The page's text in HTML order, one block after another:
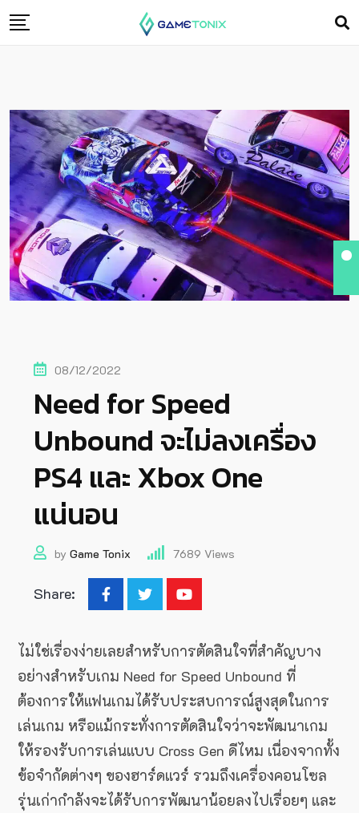
08/12/2022
Need for Speed
Unbound จะไม่ลงเครื่อง
PS4 และ Xbox One
แน่นอน
by Game Tonix 7689 Views
Share:
ไม่ใช่เรื่องง่ายเลยสำหรับการตัดสินใจที่สำคัญบาง
อย่างสำหรับเกม Need for Speed Unbound ที่
ต้องการให้แฟนเกมได้รับประสบการณ์สูงสุดในการ
เล่นเกม หรือแม้กระทั่งการตัดสินใจว่าจะพัฒนาเกม
ให้รองรับการเล่นแบบ Cross Gen ดีไหม เนื่องจากทั้ง
ข้อจำกัดต่างๆ ของฮาร์ดแวร์ รวมถึงเครื่องคอนโซล
รุ่นเก่ากำลังจะได้รับการพัฒนาน้อยลงไปเรื่อยๆ และ